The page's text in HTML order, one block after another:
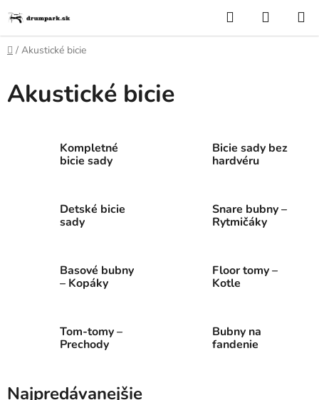
na
obsah
Hľadať
KOŠÍK
Domov
/ Akustické bicie
Akustické bicie
Kompletné
bicie sady
Bicie sady bez
hardvéru
Detské bicie
sady
Snare bubny –
Rytmičáky
Basové bubny
– Kopáky
Floor tomy –
Kotle
Tom-tomy –
Prechody
Bubny na
fandenie
Najpredávanejšie